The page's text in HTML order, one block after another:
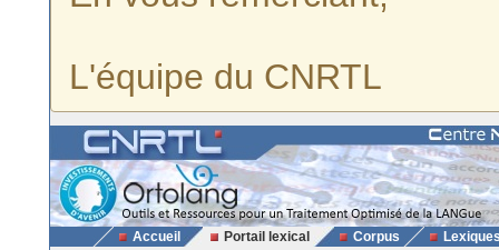
L'équipe du CNRTL
Accueil Portail lexical Corpus